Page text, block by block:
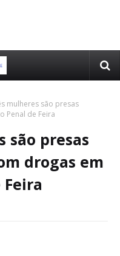
mulheres são presas
Penal de Feira
são presas
drogas em